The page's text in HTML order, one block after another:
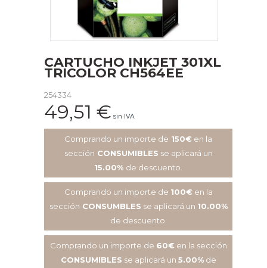
CARTUCHO INKJET 301XL
TRICOLOR CH564EE
254334
49,51 € sin IVA
Comprando un importe de 150€ en la
sección CONSUMIBLES se aplicará un
15.00% de descuento.
Comprando un importe de 100€en la
sección CONSUMBLES se aplicará un 10.00%
de descuento.
Comprando un importe de 60€en la sección
CONSUMIBLES se aplicará un 5.00%de